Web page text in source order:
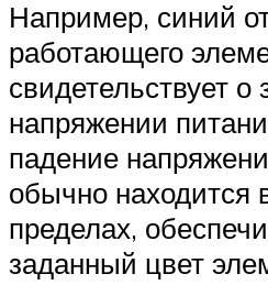
Например, синий
работающего
свидетельствует
напряжении
падение
обычно находится
пределах,
заданный цвет